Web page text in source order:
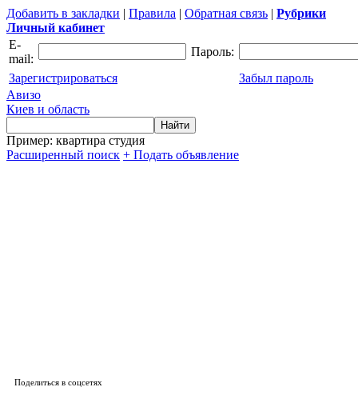
Добавить в закладки | Правила | Обратная связь | Рубрики
Личный кабинет
E-
mail:
Пароль:
Зарегистрироваться
Забыл пароль
Авизо
Киев и область
Пример: квартира студия
Расширенный поиск + Подать объявление
Поделиться в соцсетях